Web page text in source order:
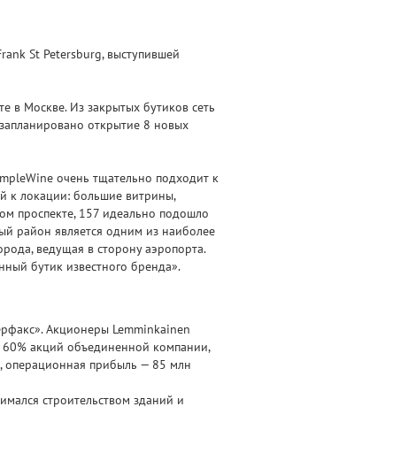
St Petersburg, выступившей
в Москве. Из закрытых бутиков сеть
открытие 8 новых
очень тщательно подходит к
к локации: большие витрины,
проспекте, 157 идеально подошло
район является одним из наиболее
ведущая в сторону аэропорта.
бутик известного бренда».
Акционеры Lemminkainen
60% акций объединенной компании,
операционная прибыль — 85 млн
строительством зданий и